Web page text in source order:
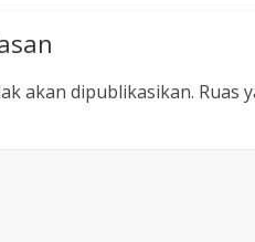
akan dipublikasikan. Ruas